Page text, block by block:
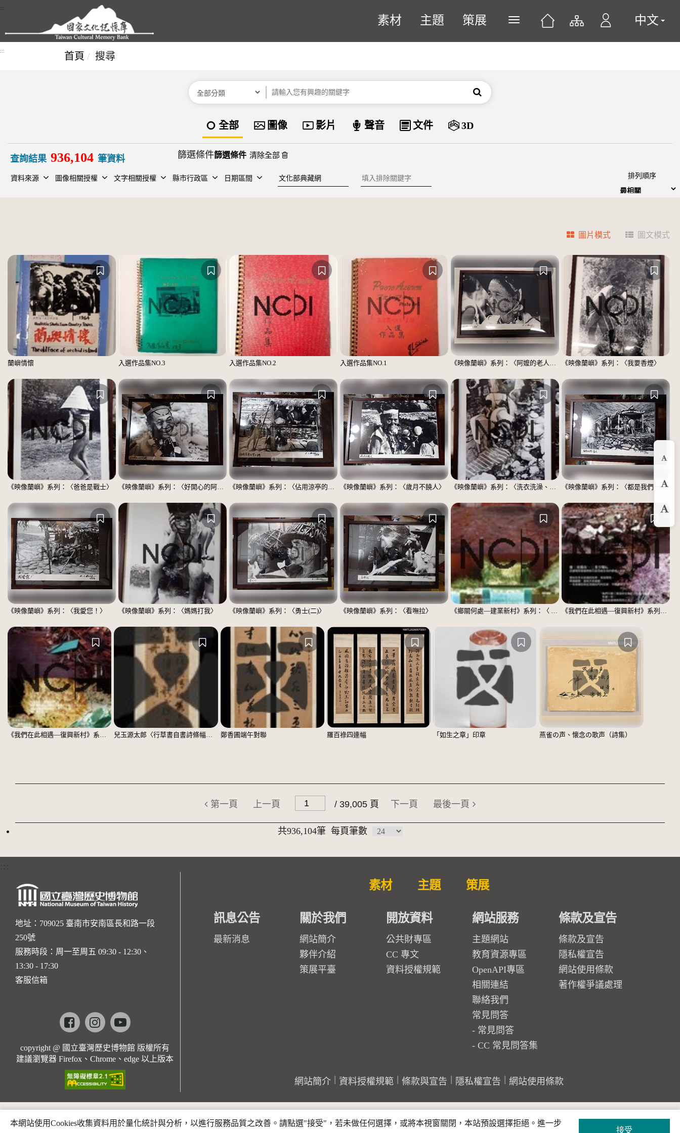
跳到主要內容區塊
:::
素材 主題 策展 展開或關閉主選單 中文
::: 首頁 搜尋
分類 關鍵字 搜尋
資料類型
全部 圖像 影片 聲音 文件 3D
查詢結果 936,104 筆資料 篩選條件 清除全部
資料來源 圖像相關授權 文字相關授權 縣市行政區 日期區間 建檔單位 排除關鍵字 排列順序
圖片模式 圖文模式
蘭嶼情懷 入選作品集NO.3 入選作品集NO.2 入選作品集NO.1 《映像蘭嶼》系列：〈阿嬤的老人斑〉 《映像蘭嶼》系列：〈我要香煙〉
《映像蘭嶼》系列：〈爸爸是戰士〉 《映像蘭嶼》系列：〈好開心的阿嬤〉 《映像蘭嶼》系列：〈佔用涼亭的男士們〉 《映像蘭嶼》系列：〈歲月不饒人〉 《映像蘭嶼》系列：〈洗衣洗澡、都在這裡〉 《映像蘭嶼》系列：〈都是我們一家人〉
《映像蘭嶼》系列：〈我愛您！〉 《映像蘭嶼》系列：〈媽媽打我〉 《映像蘭嶼》系列：〈勇士(二)〉 《映像蘭嶼》系列：〈看嘸拉〉 《鄉關何處—建業新村》系列：〈 邱敬賢04〉 《我們在此相遇—復興新村》系列：〈殘響04〉
《我們在此相遇—復興新村》系列：〈殘響03〉 兒玉源太郎〈行草書自書詩條幅〉（印本） 鄭香圃端午對聯 羅百祿四連幅 「如生之章」印章 燕雀の声、懐念の歌声（詩集）
第一頁 上一頁 / 39,005 頁 下一頁 最後一頁
共936,104筆 每頁筆數
放
:::
地址：709025 臺南市安南區長和路一段
250號
服務時段：周一至周五 09:30 - 12:30、
13:30 - 17:30
客服信箱
Facebookinstagramyoutube
copyright @ 國立臺灣歷史博物館 版權所有
建議瀏覽器 Firefox、Chrome、edge 以上版本
素材 主題 策展
訊息公告
最新消息
關於我們
網站簡介
夥伴介紹
策展平臺
開放資料
公共財專區
CC 專文
資料授權規範
網站服務
主題網站
教育資源專區
OpenAPI專區
相關連結
聯絡我們
常見問答
常見問答
CC 常見問答集
條款及宣告
條款及宣告
隱私權宣告
網站使用條款
著作權爭議處理
網站簡介 資料授權規範 條款與宣告 隱私權宣告 網站使用條款
本網站使用Cookies收集資料用於量化統計與分析，以進行服務品質之改善。請點選"接受"，若未做任何選擇，或將本視窗關閉，本站預設選擇拒絕。進一步
接受